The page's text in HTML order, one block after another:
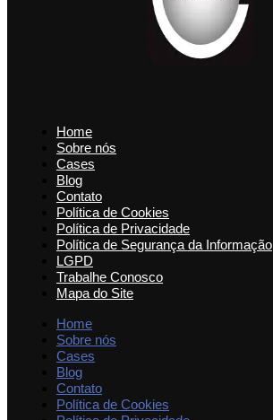
Home
Sobre nós
Cases
Blog
Contato
Política de Cookies
Política de Privacidade
Política de Segurança da Informação
LGPD
Trabalhe Conosco
Mapa do Site
Home
Sobre nós
Cases
Blog
Contato
Política de Cookies